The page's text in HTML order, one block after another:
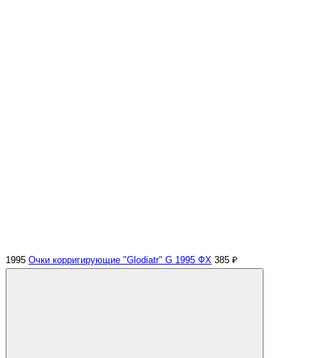
1995 Очки корригирующие "Glodiatr" G 1995 ФХ 385 ₽